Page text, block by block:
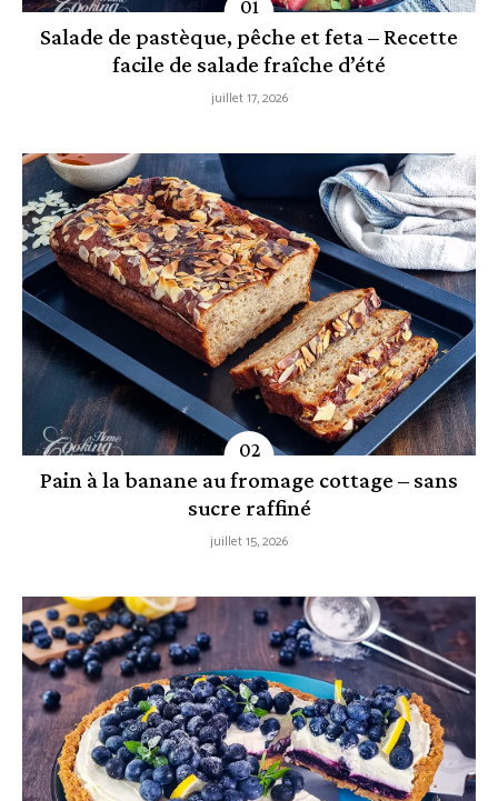
Salade de pastèque, pêche et feta – Recette
facile de salade fraîche d’été
juillet 17, 2026
Pain à la banane au fromage cottage – sans
sucre raffiné
juillet 15, 2026